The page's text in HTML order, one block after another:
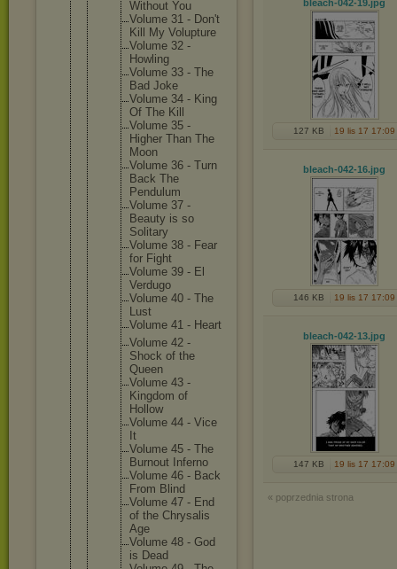
Without You
Volume 31 - Don't
Kill My Volupture
Volume 32 -
Howling
Volume 33 - The
Bad Joke
Volume 34 - King
Of The Kill
Volume 35 -
Higher Than The
Moon
Volume 36 - Turn
Back The
Pendulum
Volume 37 -
Beauty is so
Solitary
Volume 38 - Fear
for Fight
Volume 39 - El
Verdugo
Volume 40 - The
Lust
Volume 41 - Heart
Volume 42 -
Shock of the
Queen
Volume 43 -
Kingdom of
Hollow
Volume 44 - Vice
It
Volume 45 - The
Burnout Inferno
Volume 46 - Back
From Blind
Volume 47 - End
of the Chrysalis
Age
Volume 48 - God
is Dead
bleach-042-19.jpg
127 KB 19 lis 17 17:09
bleach-042-16.jpg
146 KB 19 lis 17 17:09
bleach-042-13.jpg
147 KB 19 lis 17 17:09
« poprzednia strona